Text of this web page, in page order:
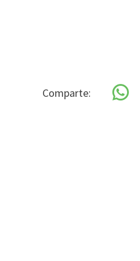
Comparte: